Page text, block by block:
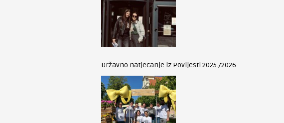
Državno natjecanje iz Povijesti 2025./2026.